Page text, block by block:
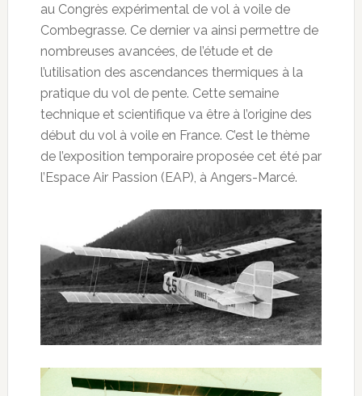
au Congrès expérimental de vol à voile de
Combegrasse. Ce dernier va ainsi permettre de
nombreuses avancées, de l’étude et de
l’utilisation des ascendances thermiques à la
pratique du vol de pente. Cette semaine
technique et scientifique va être à l’origine des
début du vol à voile en France. C’est le thème
de l’exposition temporaire proposée cet été par
l’Espace Air Passion (EAP), à Angers-Marcé.